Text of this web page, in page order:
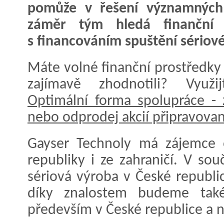
pomůže v řešení
záměr tým hledá finanční
s financováním spuštění
Máte volné finanční
zajímavě zhodnotili?
Optimální forma spolupráce
nebo odprodej akcií
Gayser Technoly má
republiky i ze zahraničí. V
sériová výroba v České
díky znalostem budeme
především v České republice a